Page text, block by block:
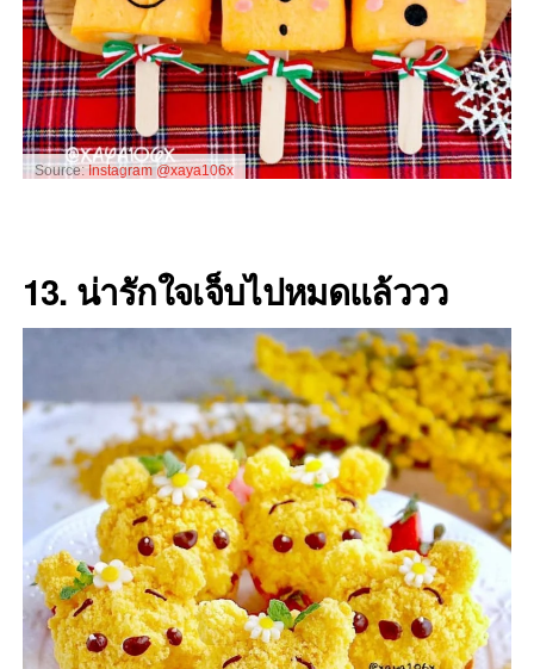
Source: Instagram @xaya106x
13. น่ารักใจเจ็บไปหมดแล้ววว